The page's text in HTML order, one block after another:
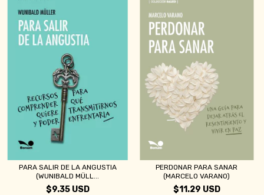
PARA SALIR DE LA ANGUSTIA
(WUNIBALD MÜLL...
$9.35 USD
PERDONAR PARA SANAR
(MARCELO VARANO)
$11.29 USD